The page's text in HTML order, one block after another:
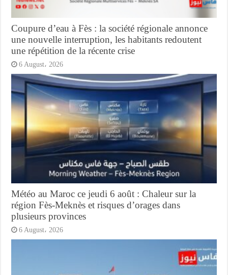
Coupure d’eau à Fès : la société régionale annonce
une nouvelle interruption, les habitants redoutent
une répétition de la récente crise
6 August، 2026
Météo au Maroc ce jeudi 6 août : Chaleur sur la
région Fès-Meknès et risques d’orages dans
plusieurs provinces
6 August، 2026